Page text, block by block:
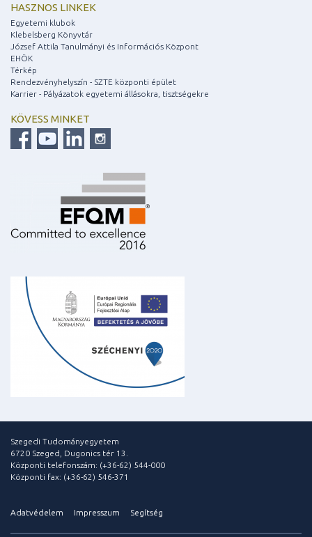
HASZNOS LINKEK
Egyetemi klubok
Klebelsberg Könyvtár
József Attila Tanulmányi és Információs Központ
EHÖK
Térkép
Rendezvényhelyszín - SZTE központi épület
Karrier - Pályázatok egyetemi állásokra, tisztségekre
KÖVESS MINKET
Szegedi Tudományegyetem
6720 Szeged, Dugonics tér 13.
Központi telefonszám: (+36-62) 544-000
Központi fax: (+36-62) 546-371
Adatvédelem Impresszum Segítség